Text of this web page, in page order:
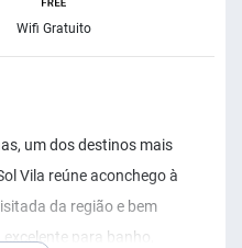
Wifi Gratuito
um dos destinos mais
Vila reúne aconchego à
da região e bem
para banho,